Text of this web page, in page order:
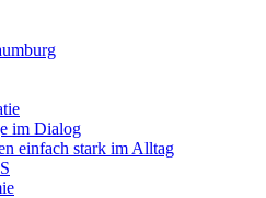
im Dialog
einfach stark im Alltag